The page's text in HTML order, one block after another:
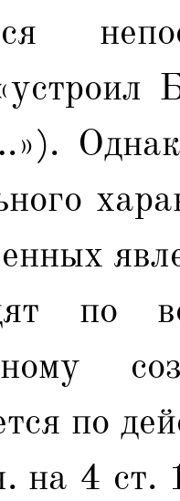
по
по
на 4